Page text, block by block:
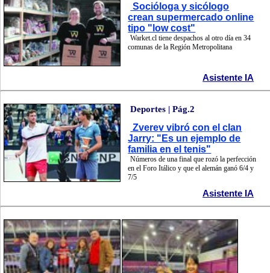
Socióloga y sicólogo
crean supermercado online
tipo "low cost"
Warket.cl tiene despachos al otro día en 34
comunas de la Región Metropolitana
Asistente IA
Deportes | Pág.2
Zverev vibró con el clan
Jarry: "Es un ejemplo de
familia en el tenis"
Números de una final que rozó la perfección
en el Foro Itálico y que el alemán ganó 6/4 y
7/5
Asistente IA